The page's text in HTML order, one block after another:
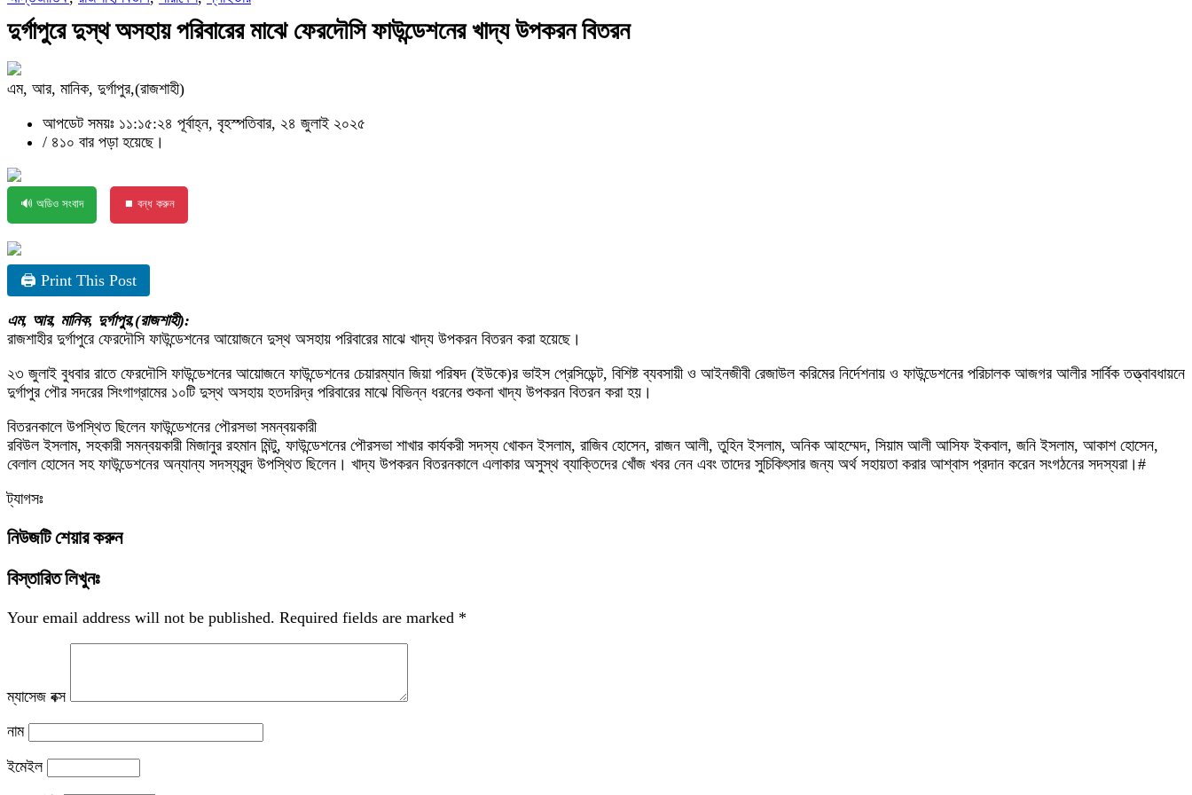
দুর্গাপুরে দুস্থ অসহায় পরিবারের মাঝে ফেরদৌসি ফাউন্ডেশনের খাদ্য উপকরন বিতরন
এম, আর, মানিক, দুর্গাপুর,(রাজশাহী)
আপডেট সময়ঃ ১১:১৫:২৪ পূর্বাহ্ন, বৃহস্পতিবার, ২৪ জুলাই ২০২৫
/ ৪১০ বার পড়া হয়েছে।
🔊 অডিও সংবাদ ⏹ বন্ধ করুন
🖨 Print This Post
এম, আর, মানিক, দুর্গাপুর,(রাজশাহী):
রাজশাহীর দুর্গাপুরে ফেরদৌসি ফাউন্ডেশনের আয়োজনে দুস্থ অসহায় পরিবারের মাঝে খাদ্য উপকরন বিতরন করা হয়েছে।
২৩ জুলাই বুধবার রাতে ফেরদৌসি ফাউন্ডেশনের আয়োজনে ফাউন্ডেশনের চেয়ারম্যান জিয়া পরিষদ (ইউকে)র ভাইস প্রেসিডেন্ট, বিশিষ্ট ব্যবসায়ী ও আইনজীবী রেজাউল করিমের নির্দেশনায় ও ফাউন্ডেশনের পরিচালক আজগর আলীর সার্বিক তত্ত্বাবধায়নে
দুর্গাপুর পৌর সদরের সিংগাগ্রামের ১০টি দুস্থ অসহায় হতদরিদ্র পরিবারের মাঝে বিভিন্ন ধরনের শুকনা খাদ্য উপকরন বিতরন করা হয়।
বিতরনকালে উপস্থিত ছিলেন ফাউন্ডেশনের পৌরসভা সমন্বয়কারী
রবিউল ইসলাম, সহকারী সমন্বয়কারী মিজানুর রহমান মিন্টু, ফাউন্ডেশনের পৌরসভা শাখার কার্যকরী সদস্য খোকন ইসলাম, রাজিব হোসেন, রাজন আলী, তুহিন ইসলাম, অনিক আহম্মেদ, সিয়াম আলী আসিফ ইকবাল, জনি ইসলাম, আকাশ হোসেন,
বেলাল হোসেন সহ ফাউন্ডেশনের অন্যান্য সদস্যবৃন্দ উপস্থিত ছিলেন। খাদ্য উপকরন বিতরনকালে এলাকার অসুস্থ ব্যাক্তিদের খোঁজ খবর নেন এবং তাদের সুচিকিৎসার জন্য অর্থ সহায়তা করার আশ্বাস প্রদান করেন সংগঠনের সদস্যরা।#
ট্যাগসঃ
নিউজটি শেয়ার করুন
বিস্তারিত লিখুনঃ
Your email address will not be published. Required fields are marked *
ম্যাসেজ বক্স
নাম
ইমেইল